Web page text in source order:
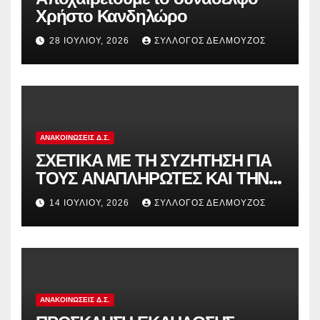
Χρήστο Κανδηλώρο
28 ΙΟΥΛΊΟΥ, 2026 ΣΎΛΛΟΓΟΣ ΔΕΛΜΟΎΖΟΣ
ΑΝΑΚΟΙΝΏΣΕΙΣ Δ.Σ.
ΣΧΕΤΙΚΑ ΜΕ ΤΗ ΣΥΖΗΤΗΣΗ ΓΙΑ
ΤΟΥΣ ΑΝΑΠΛΗΡΩΤΕΣ ΚΑΙ ΤΗΝ
ΠΑΡΑΠΟΜΠΗ ΤΗΣ ΕΛΛΑΔΑΣ
ΣΤΟ ΕΥΡΩΠΑΪΚΟ ΔΙΚΑΣΤΗΡΙΟ
14 ΙΟΥΛΊΟΥ, 2026 ΣΎΛΛΟΓΟΣ ΔΕΛΜΟΎΖΟΣ
ΑΝΑΚΟΙΝΏΣΕΙΣ Δ.Σ.